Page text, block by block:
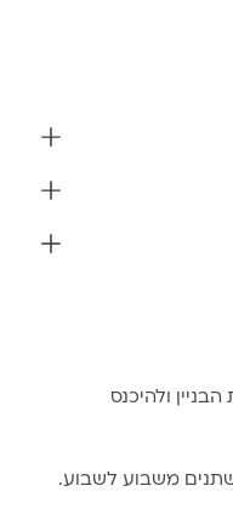
ולהיכנס
משבוע לשבוע.